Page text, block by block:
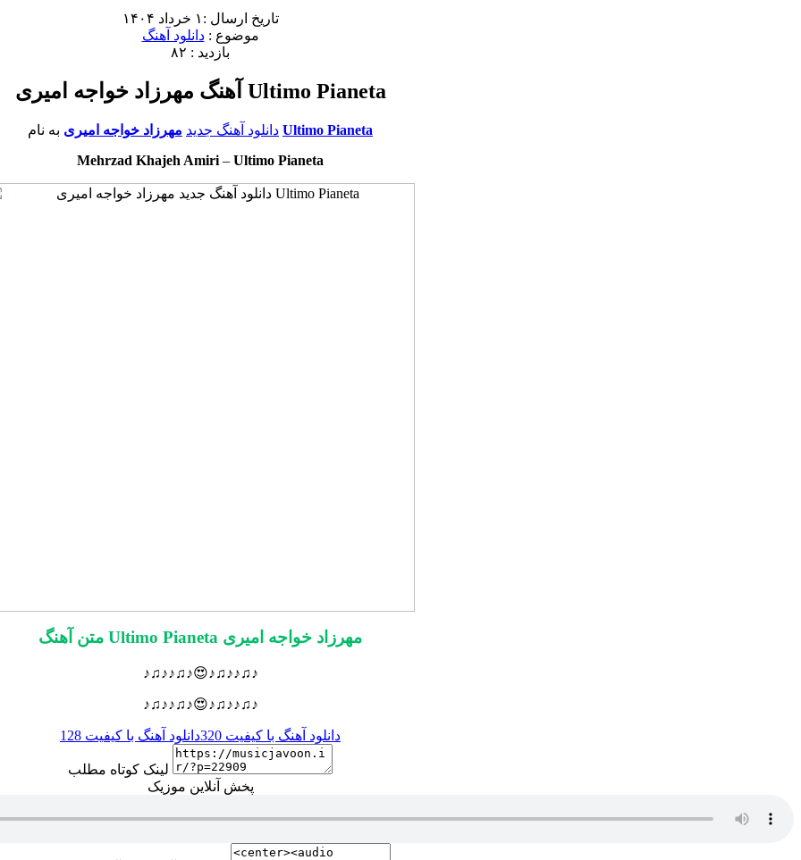
تاریخ ارسال :۱ خرداد ۱۴۰۴
موضوع :دانلود آهنگ
بازدید : ۸۲
آهنگ مهرزاد خواجه امیری Ultimo Pianeta
دانلود آهنگ جدید مهرزاد خواجه امیری
Ultimo Pianeta
Mehrzad Khajeh Amiri – Ultimo Pianeta
متن آهنگ Ultimo Pianeta مهرزاد خواجه امیری
♪♫♪♪♫♪😍♪♫♪♪♫♪
♪♫♪♪♫♪😍♪♫♪♪♫♪
دانلود آهنگ با کیفیت 320 دانلود آهنگ با کیفیت 128
لینک کوتاه مطلب
پخش آنلاین موزیک